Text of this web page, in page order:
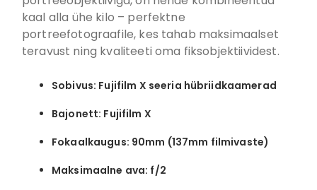
kaal alla ühe kilo – perfektne
portreefotograafile, kes tahab maksimaalset
teravust ning kvaliteeti oma fiksobjektiividest.
Sobivus: Fujifilm X seeria hübriidkaamerad
Bajonett: Fujifilm X
Fokaalkaugus: 90mm (137mm filmivaste)
Maksimaalne ava: f/2